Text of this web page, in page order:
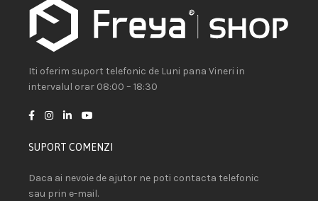
Iti oferim suport telefonic de Luni pana Vineri in
intervalul orar 08:00 – 18:30
SUPORT COMENZI
Daca ai nevoie de ajutor ne poti contacta telefonic
sau prin e-mail.